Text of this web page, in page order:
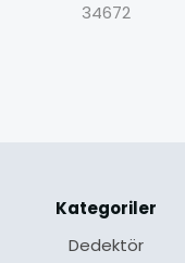
34672
Kategoriler
Dedektör